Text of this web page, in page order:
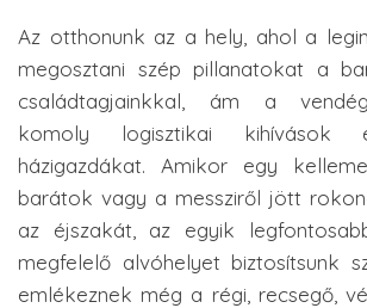
Az otthonunk az a hely, ahol a
megosztani szép pillanatokat a
családtagjainkkal, ám a
komoly logisztikai
házigazdákat. Amikor egy
barátok vagy a messziről jött
az éjszakát, az egyik
megfelelő alvóhelyet biztosítsunk
emlékeznek még a régi, recsegő,